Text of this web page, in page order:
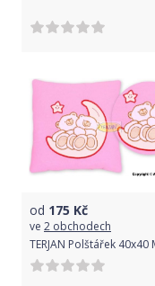
od 175 Kč
ve 2 obchodech